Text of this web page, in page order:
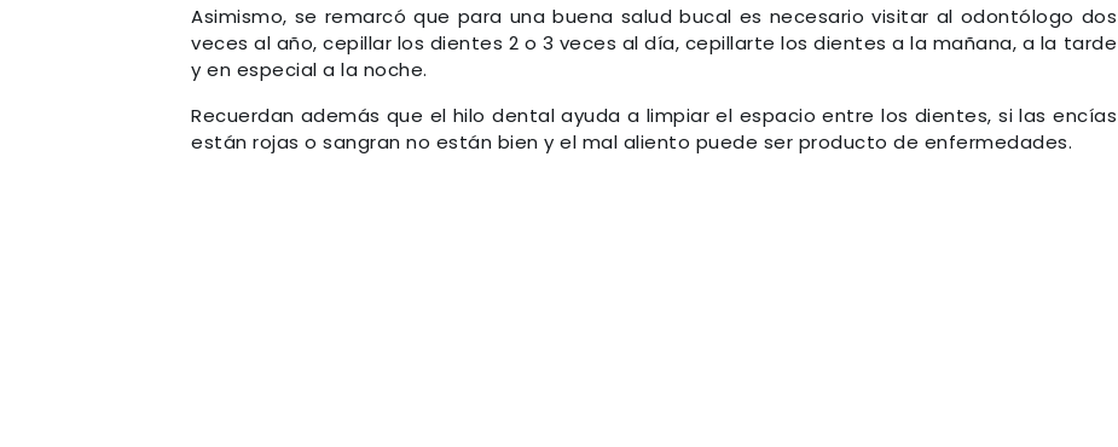
Asimismo, se remarcó que para una buena salud bucal es necesario visitar al odontólogo dos
veces al año, cepillar los dientes 2 o 3 veces al día, cepillarte los dientes a la mañana, a la tarde
y en especial a la noche.
Recuerdan además que el hilo dental ayuda a limpiar el espacio entre los dientes, si las encías
están rojas o sangran no están bien y el mal aliento puede ser producto de enfermedades.